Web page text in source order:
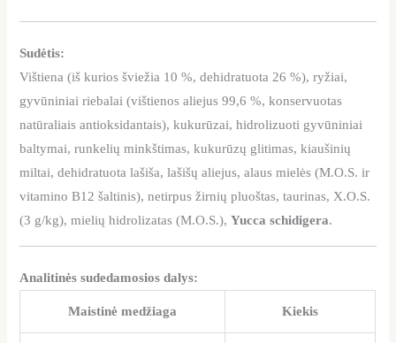
Sudėtis:
Vištiena (iš kurios šviežia 10 %, dehidratuota 26 %), ryžiai,
gyvūniniai riebalai (vištienos aliejus 99,6 %, konservuotas
natūraliais antioksidantais), kukurūzai, hidrolizuoti gyvūniniai
baltymai, runkelių minkštimas, kukurūzų glitimas, kiaušinių
miltai, dehidratuota lašiša, lašišų aliejus, alaus mielės (M.O.S. ir
vitamino B12 šaltinis), netirpus žirnių pluoštas, taurinas, X.O.S.
(3 g/kg), mielių hidrolizatas (M.O.S.),Yucca schidigera.
Analitinės sudedamosios dalys:
Maistinė medžiaga Kiekis